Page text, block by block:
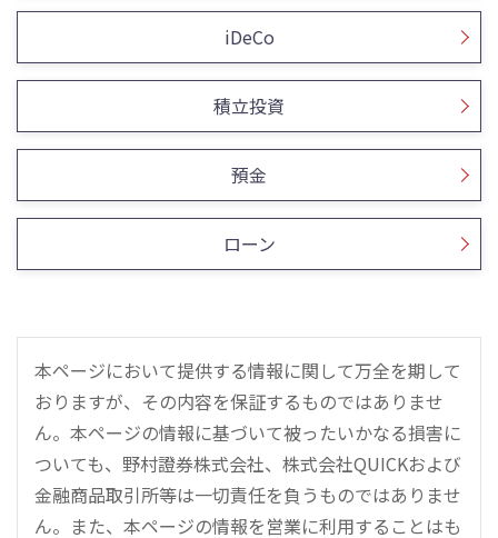
iDeCo
積立投資
預金
ローン
本ページにおいて提供する情報に関して万全を期して
おりますが、その内容を保証するものではありませ
ん。本ページの情報に基づいて被ったいかなる損害に
ついても、野村證券株式会社、株式会社QUICKおよび
金融商品取引所等は一切責任を負うものではありませ
ん。また、本ページの情報を営業に利用することはも